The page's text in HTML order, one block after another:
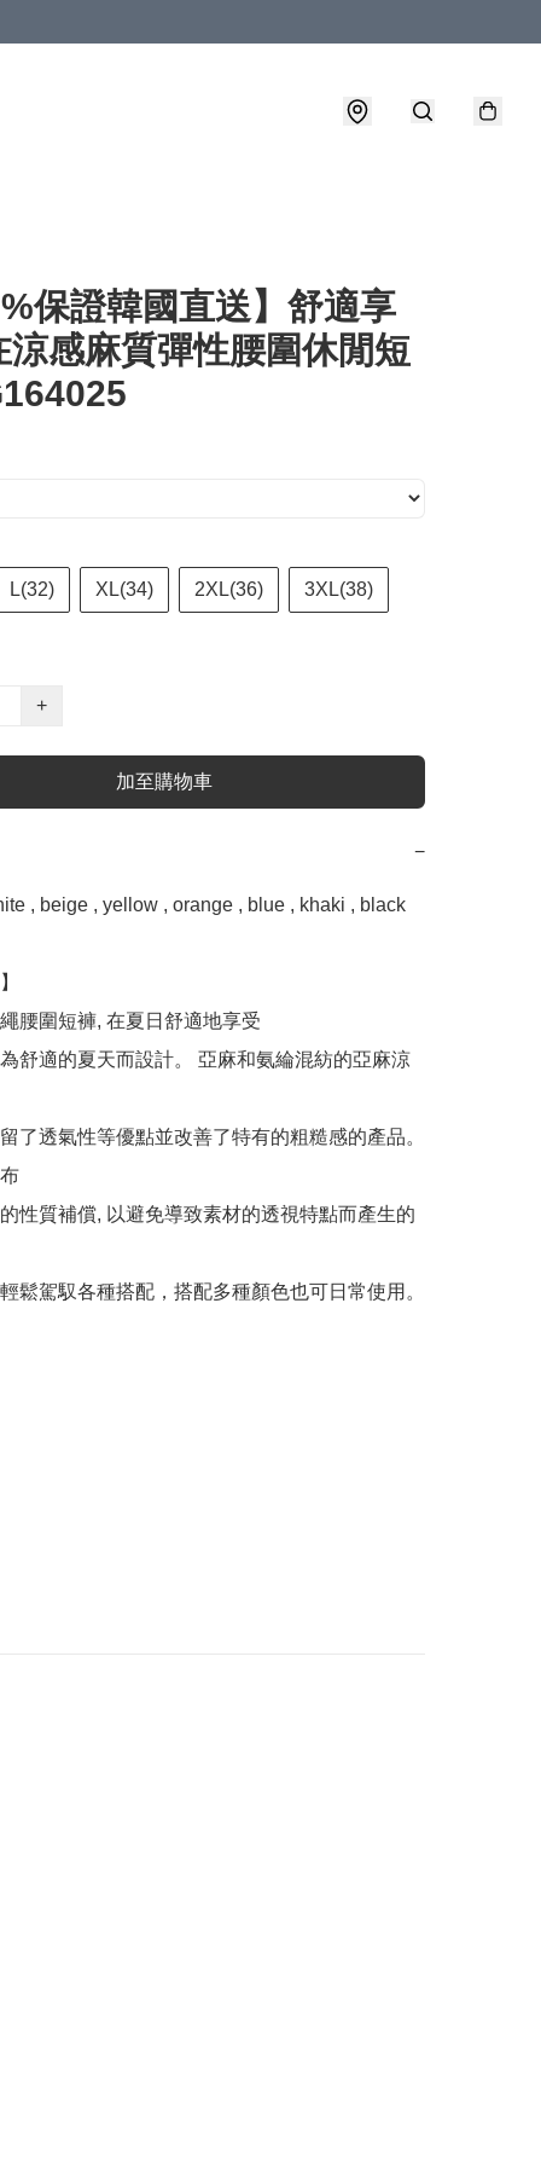
保證韓國直送】舒適享
涼感麻質彈性腰圍休閒短
L(32) XL(34) 2XL(36) 3XL(38)
+
加至購物車
−
, beige , yellow , orange , blue , khaki , black
腰圍短褲, 在夏日舒適地享受
舒適的夏天而設計。 亞麻和氨綸混紡的亞麻涼
了透氣性等優點並改善了特有的粗糙感的產品。
性質補償, 以避免導致素材的透視特點而產生的
鬆駕馭各種搭配，搭配多種顏色也可日常使用。